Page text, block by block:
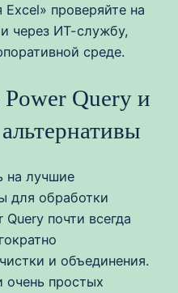
проверяйте на
через ИТ-службу,
среде.
Query и
на лучшие
для обработки
почти всегда
и объединения.
очень простых